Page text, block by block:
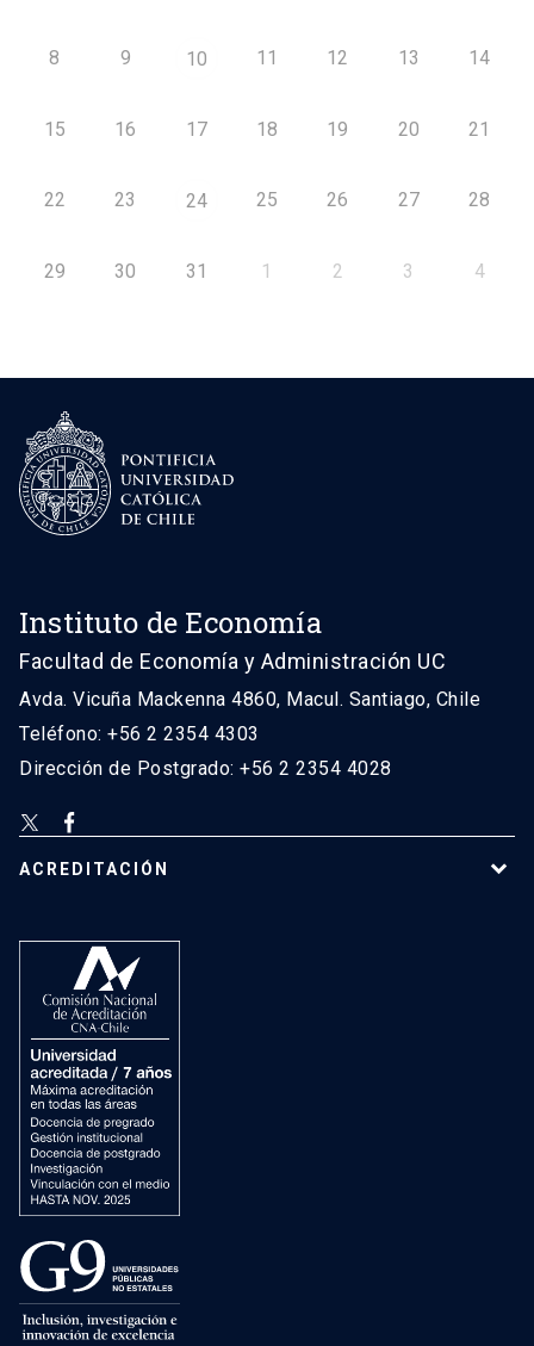
8 9 10 11 12 13 14
15 16 17 18 19 20 21
22 23 24 25 26 27 28
29 30 31 1 2 3 4
Instituto de Economía
Facultad de Economía y Administración UC
Avda. Vicuña Mackenna 4860, Macul. Santiago, Chile
Teléfono: +56 2 2354 4303
Dirección de Postgrado: +56 2 2354 4028
ACREDITACIÓN